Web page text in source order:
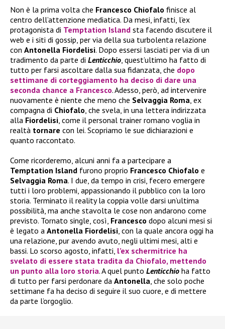
Non è la prima volta che Francesco Chiofalo finisce al
centro dell’attenzione mediatica. Da mesi, infatti, l’ex
protagonista di Temptation Island sta facendo discutere il
web e i siti di gossip, per via della sua turbolenta relazione
con Antonella Fiordelisi. Dopo essersi lasciati per via di un
tradimento da parte di Lenticchio, quest’ultimo ha fatto di
tutto per farsi ascoltare dalla sua fidanzata, che dopo
settimane di corteggiamento ha deciso di dare una
seconda chance a Francesco. Adesso, però, ad intervenire
nuovamente è niente che meno che Selvaggia Roma, ex
compagna di Chiofalo, che svela, in una lettera indirizzata
alla Fiordelisi, come il personal trainer romano voglia in
realtà tornare con lei. Scopriamo le sue dichiarazioni e
quanto raccontato.
Come ricorderemo, alcuni anni fa a partecipare a
Temptation Island furono proprio Francesco Chiofalo e
Selvaggia Roma. I due, da tempo in crisi, fecero emergere
tutti i loro problemi, appassionando il pubblico con la loro
storia. Terminato il reality la coppia volle darsi un’ultima
possibilità, ma anche stavolta le cose non andarono come
previsto. Tornato single, così, Francesco dopo alcuni mesi si
è legato a Antonella Fiordelisi, con la quale ancora oggi ha
una relazione, pur avendo avuto, negli ultimi mesi, alti e
bassi. Lo scorso agosto, infatti, l’ex schermitrice ha
svelato di essere stata tradita da Chiofalo, mettendo
un punto alla loro storia. A quel punto Lenticchio ha fatto
di tutto per farsi perdonare da Antonella, che solo poche
settimane fa ha deciso di seguire il suo cuore, e di mettere
da parte l’orgoglio.